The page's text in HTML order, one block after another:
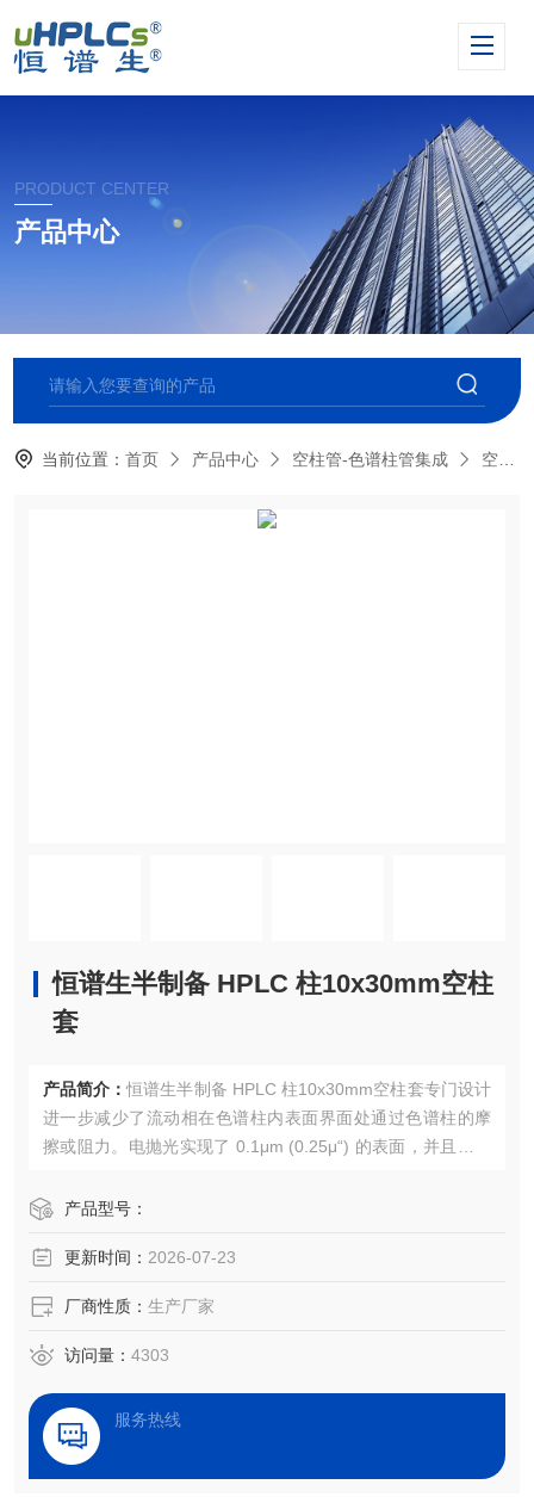
PRODUCT CENTER
产品中心
当前位置：首页 产品中心 空柱管-色谱柱管集成 空柱管套装
恒谱生半制备 HPLC 柱10x30mm空柱
套
产品简介：恒谱生半制备 HPLC 柱10x30mm空柱套专门设计
进一步减少了流动相在色谱柱内表面界面处通过色谱柱的摩
擦或阻力。电抛光实现了 0.1μm (0.25μ“) 的表面，并且在可
的柱效。
产品型号：
更新时间： 2026-07-23
厂商性质： 生产厂家
访问量： 4303
服务热线